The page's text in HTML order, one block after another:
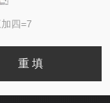
四=7